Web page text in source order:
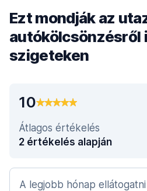
Ezt mondják az
autókölcsönzésről
szigeteken
10
Átlagos értékelés
2 értékelés alapján
A legjobb hónap